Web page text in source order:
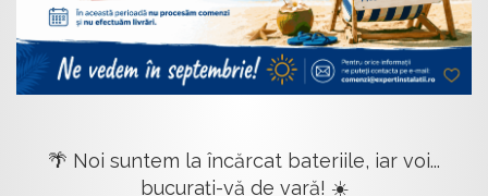
🌴 Noi suntem la încărcat bateriile, iar voi...
bucurați-vă de vară! ☀️